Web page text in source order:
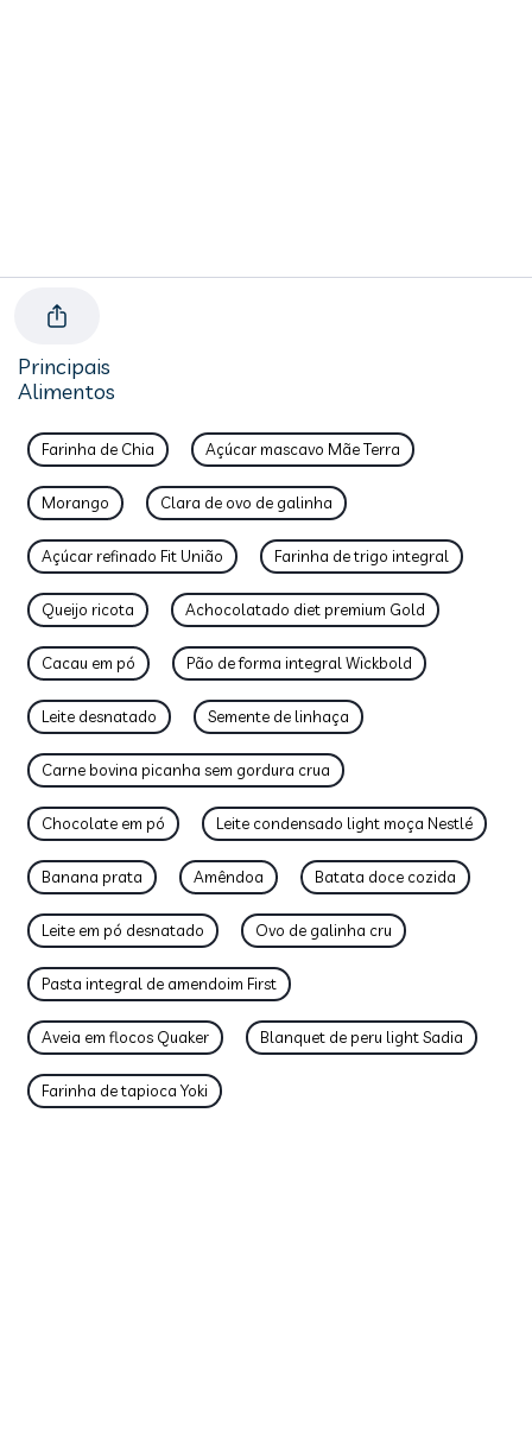
Principais
Alimentos
Farinha de Chia Açúcar mascavo Mãe Terra
Morango Clara de ovo de galinha
Açúcar refinado Fit União Farinha de trigo integral
Queijo ricota Achocolatado diet premium Gold
Cacau em pó Pão de forma integral Wickbold
Leite desnatado Semente de linhaça
Carne bovina picanha sem gordura crua
Chocolate em pó Leite condensado light moça Nestlé
Banana prata Amêndoa Batata doce cozida
Leite em pó desnatado Ovo de galinha cru
Pasta integral de amendoim First
Aveia em flocos Quaker Blanquet de peru light Sadia
Farinha de tapioca Yoki